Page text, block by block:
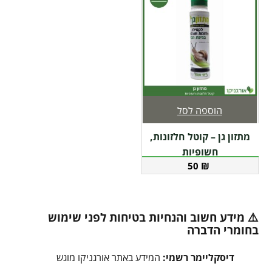
מתזון גן – קוטל חלזונות,
חשופיות
50 ₪
הוספה לסל
⚠️ מידע חשוב והנחיות בטיחות לפני שימוש
בחומרי הדברה
דיסקליימר רשמי: המידע באתר אורגניקו מוגש